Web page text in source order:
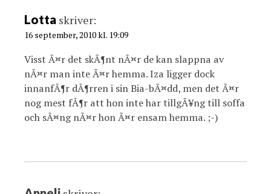
i
o
Lotta skriver:
16 september, 2010 kl. 19:09
Visst Ã¤r det skÃ¶nt nÃ¤r de kan slappna av
nÃ¤r man inte Ã¤r hemma. Iza ligger dock
innanfÃ¶r dÃ¶rren i sin Bia-bÃ¤dd, men det Ã¤r
nog mest fÃ¶r att hon inte har tillgÃ¥ng till soffa
och sÃ¤ng nÃ¤r hon Ã¤r ensam hemma. ;-)